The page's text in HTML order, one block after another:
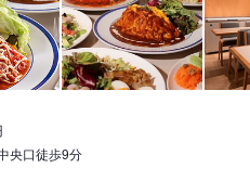
央口徒歩9分